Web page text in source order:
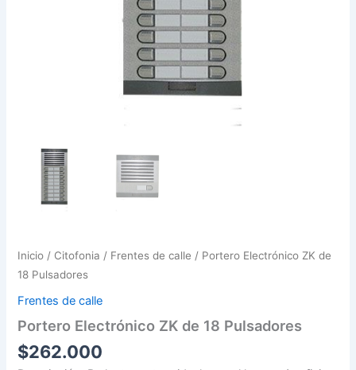
Inicio / Citofonia / Frentes de calle / Portero Electrónico ZK de
18 Pulsadores
Frentes de calle
Portero Electrónico ZK de 18 Pulsadores
$262.000